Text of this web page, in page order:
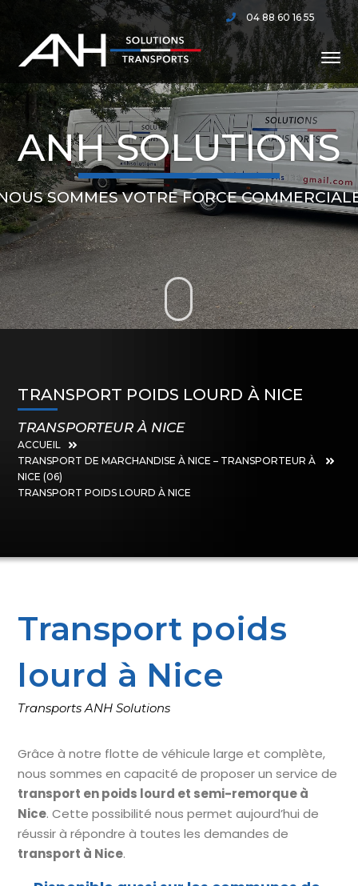
04 88 60 16 55
ANH SOLUTIONS
SOMMES VOTRE FORCE
TRANSPORT POIDS LOURD À NICE
TRANSPORTEUR À NICE
ACCUEIL
TRANSPORT DE MARCHANDISE À NICE – TRANSPORTEUR À
NICE (06)
TRANSPORT POIDS LOURD À NICE
Transport poids
lourd à Nice
Transports ANH Solutions
Grâce à notre flotte de véhicule large et complète,
nous sommes en capacité de proposer un service de
transport en poids lourd et semi-remorque à
Nice. Cette possibilité nous permet aujourd’hui de
réussir à répondre à toutes les demandes de
transport à Nice.